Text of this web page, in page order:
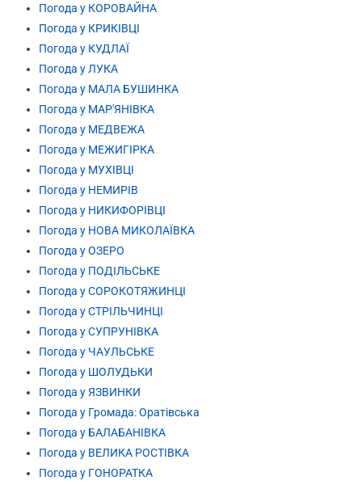
Погода у КОРОВАЙНА
Погода у КРИКІВЦІ
Погода у КУДЛАЇ
Погода у ЛУКА
Погода у МАЛА БУШИНКА
Погода у МАР'ЯНІВКА
Погода у МЕДВЕЖА
Погода у МЕЖИГІРКА
Погода у МУХІВЦІ
Погода у НЕМИРІВ
Погода у НИКИФОРІВЦІ
Погода у НОВА МИКОЛАЇВКА
Погода у ОЗЕРО
Погода у ПОДІЛЬСЬКЕ
Погода у СОРОКОТЯЖИНЦІ
Погода у СТРІЛЬЧИНЦІ
Погода у СУПРУНІВКА
Погода у ЧАУЛЬСЬКЕ
Погода у ШОЛУДЬКИ
Погода у ЯЗВИНКИ
Погода у Громада: Оратівська
Погода у БАЛАБАНІВКА
Погода у ВЕЛИКА РОСТІВКА
Погода у ГОНОРАТКА